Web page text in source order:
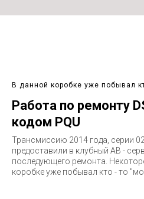
В данной коробке уже побывал
Работа по ремонту
кодом PQU
Трансмиссию 2014 года, серии
предоставили в клубный АВ -
последующего ремонта.
коробке уже побывал кто - то